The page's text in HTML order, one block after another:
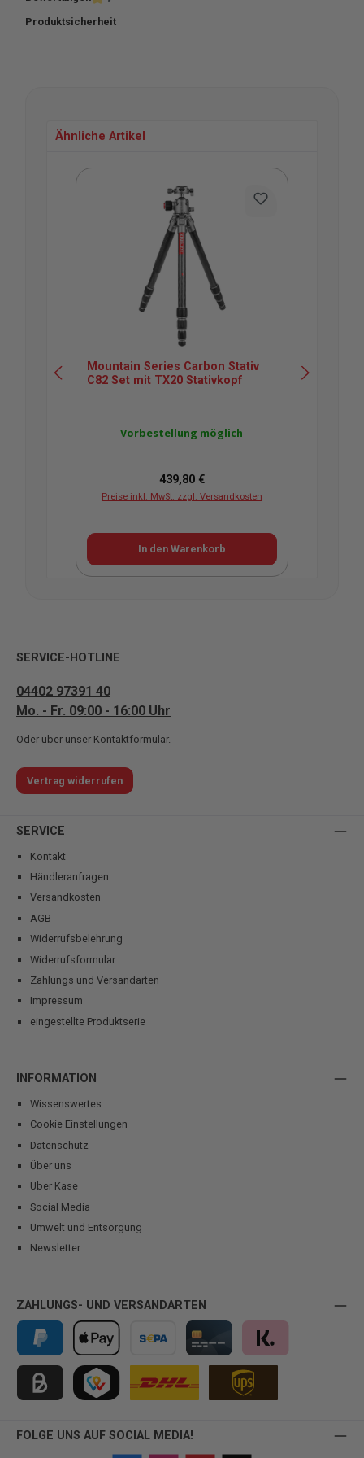
Produktsicherheit
Ähnliche Artikel
Produktgalerie überspringen
Mountain Series Carbon Stativ
C82 Set mit TX20 Stativkopf
Vorbestellung möglich
Regulärer Preis:
439,80 €
Preise inkl. MwSt. zzgl. Versandkosten
In den Warenkorb
SERVICE-HOTLINE
04402 97391 40
Mo. - Fr. 09:00 - 16:00 Uhr
Oder über unser Kontaktformular.
Vertrag widerrufen
SERVICE
Kontakt
Händleranfragen
Versandkosten
AGB
Widerrufsbelehrung
Widerrufsformular
Zahlungs und Versandarten
Impressum
eingestellte Produktserie
INFORMATION
Wissenswertes
Cookie Einstellungen
Datenschutz
Über uns
Über Kase
Social Media
Umwelt und Entsorgung
Newsletter
ZAHLUNGS- UND VERSANDARTEN
PayPal Apple Pay Vorkasse Kreditkarte Klarna
FOLGE UNS AUF SOCIAL MEDIA!